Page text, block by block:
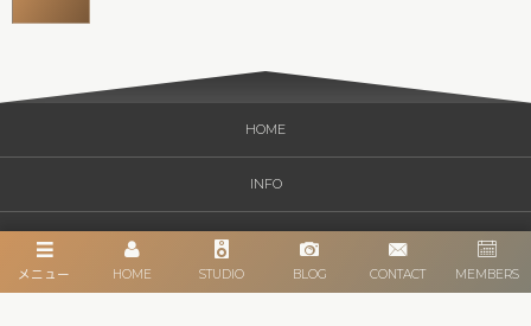
メニュー HOME STUDIO BLOG CONTACT MEMBERS
HOME
INFO
STUDIO